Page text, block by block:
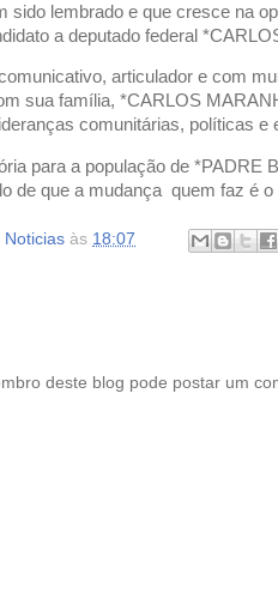
sido lembrado e que cresce na
a deputado federal
articulador e com
sua família, *CARLOS
comunitárias, políticas e
para a população de *PADRE
de que a mudança quem faz é o
Noticias às 18:07
deste blog pode postar um